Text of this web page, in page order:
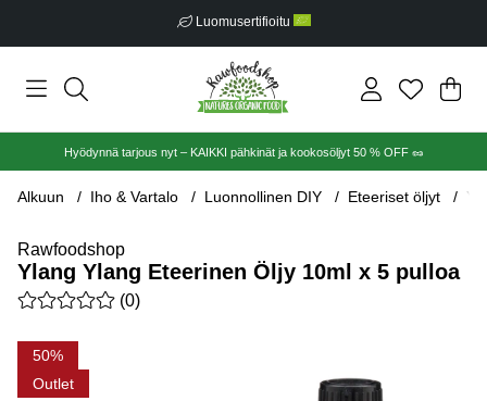
Luomusertifioitu
.
Hyödynnä tarjous nyt – KAIKKI pähkinät ja kookosöljyt 50 % OFF 🥜
Alkuun Iho & Vartalo Luonnollinen DIY Eteeriset öljyt
Rawfoodshop
Ylang Ylang Eteerinen Öljy 10ml x 5 pulloa
Keskiarvoluokitus 0 / 5 Arvioiden määrä 0
(0)
50
Outlet
Tuotekuvat Ylang Ylang Eteerinen Öljy 10ml x 5 pulloa